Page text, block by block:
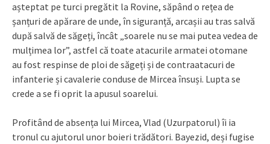
așteptat pe turci pregătit la Rovine, săpând o rețea de
șanțuri de apărare de unde, în siguranță, arcașii au tras salvă
după salvă de săgeți, încât „soarele nu se mai putea vedea de
mulțimea lor”, astfel că toate atacurile armatei otomane
au fost respinse de ploi de săgeți și de contraatacuri de
infanterie și cavalerie conduse de Mircea însuși. Lupta se
crede a se fi oprit la apusul soarelui.
Profitând de absența lui Mircea, Vlad (Uzurpatorul) îi ia
tronul cu ajutorul unor boieri trădători. Bayezid, deși fugise